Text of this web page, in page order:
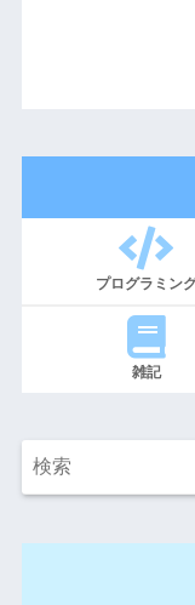
プログラミン
雑記